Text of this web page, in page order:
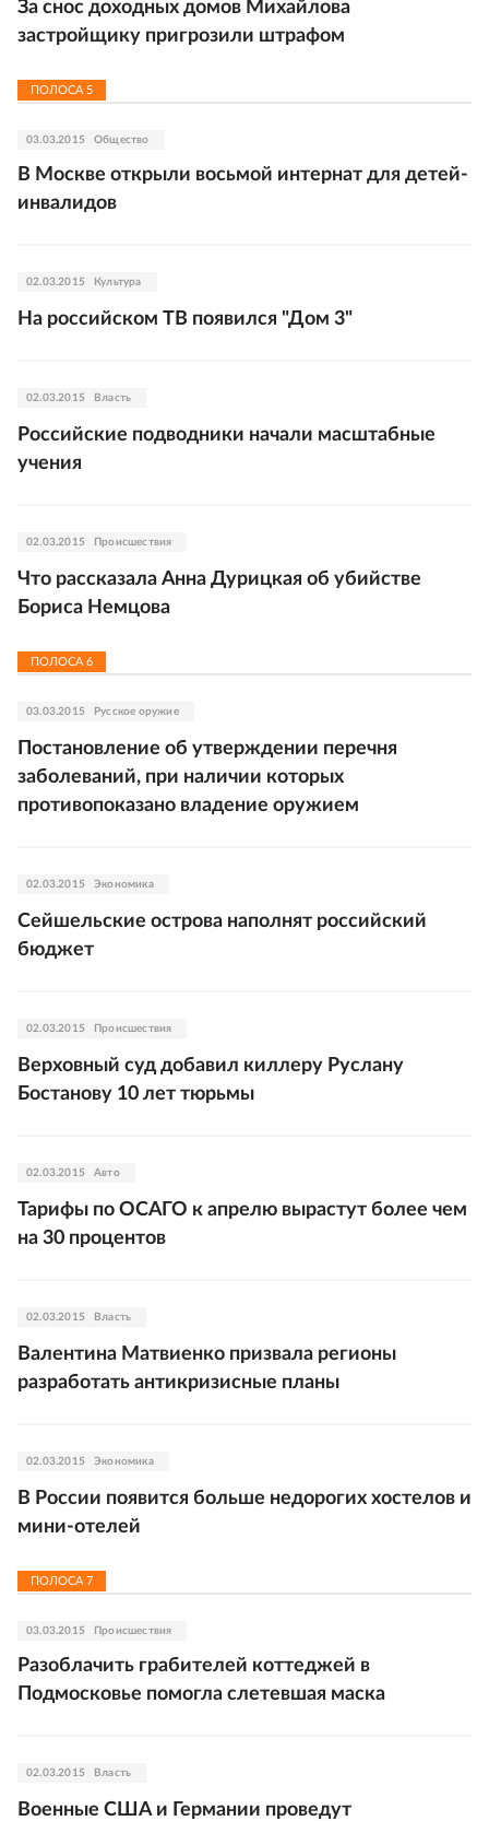
За снос доходных домов Михайлова
застройщику пригрозили штрафом
ПОЛОСА 5
03.03.2015 Общество
В Москве открыли восьмой интернат для детей-
инвалидов
02.03.2015 Культура
На российском ТВ появился "Дом 3"
02.03.2015 Власть
Российские подводники начали масштабные
учения
02.03.2015 Происшествия
Что рассказала Анна Дурицкая об убийстве
Бориса Немцова
ПОЛОСА 6
03.03.2015 Русское оружие
Постановление об утверждении перечня
заболеваний, при наличии которых
противопоказано владение оружием
02.03.2015 Экономика
Сейшельские острова наполнят российский
бюджет
02.03.2015 Происшествия
Верховный суд добавил киллеру Руслану
Бостанову 10 лет тюрьмы
02.03.2015 Авто
Тарифы по ОСАГО к апрелю вырастут более чем
на 30 процентов
02.03.2015 Власть
Валентина Матвиенко призвала регионы
разработать антикризисные планы
02.03.2015 Экономика
В России появится больше недорогих хостелов и
мини-отелей
ПОЛОСА 7
03.03.2015 Происшествия
Разоблачить грабителей коттеджей в
Подмосковье помогла слетевшая маска
02.03.2015 Власть
Военные США и Германии проведут